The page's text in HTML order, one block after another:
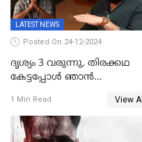
LATEST NEWS
Posted On 24-12-2024
ദൃശ്യം 3 വരുന്നു, തിരക്കഥ
കേട്ടപ്പോള്‍ ഞാന്‍
സ്ഥിരീകരിച്ച് മോഹൻലാൽ
1 Min Read View All